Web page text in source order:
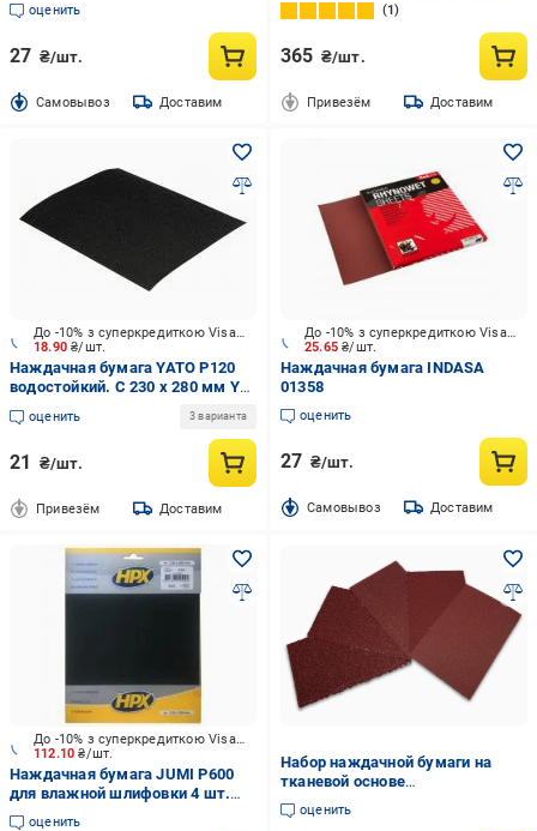
оценить
27 ₴/шт.
Cамовывоз Доставим
1
365 ₴/шт.
Привезём Доставим
18.90₴/шт.
До -10% з суперкредиткою Visa Вигода
Наждачная бумага YATO P120
водостойкий. С 230 х 280 мм YT-
8403
оценить 3 варианта
21 ₴/шт.
Привезём Доставим
25.65₴/шт.
До -10% з суперкредиткою Visa Вигода
Наждачная бумага INDASA
01358
оценить
27 ₴/шт.
Cамовывоз Доставим
112.10₴/шт.
До -10% з суперкредиткою Visa Вигода
Наждачная бумага JUMI P600
для влажной шлифовки 4 шт.
235934
оценить
Набор наждачной бумаги на
тканевой основе
60/80/120/180/240 5 шт. 7х11,5
см (21818460)
оценить